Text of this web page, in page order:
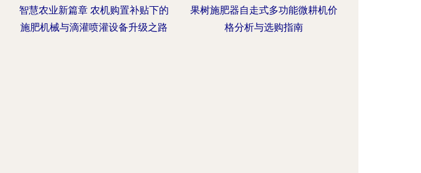
智慧农业新篇章 农机购置补贴下的
施肥机械与滴灌喷灌设备升级之路
果树施肥器自走式多功能微耕机价
格分析与选购指南